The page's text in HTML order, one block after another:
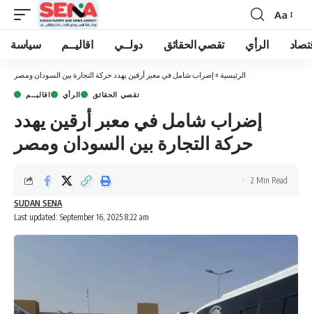
Font
Resizer
Aa
سياسة اقاليــم دولــي تقصي الحقائق الرأي
الرئيسية » إضراب شامل في معبر أرقين يهدد حركة التجارة بين السودان ومصر
اقاليــم الرأي تقصي الحقائق
إضراب شامل في معبر أرقين يهدد
حركة التجارة بين السودان ومصر
Last updated: September 16, 2025 8:22 am
SUDAN SENA
2 Min Read